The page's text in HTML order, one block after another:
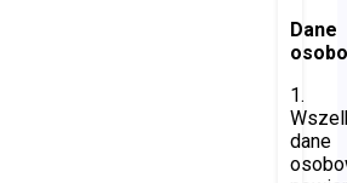
Dane
1.
dane